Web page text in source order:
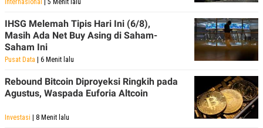
RT
S
I
N
G
G
M
E
A
Internasional | 5 Menit lalu
IHSG Melemah Tipis Hari Ini (6/8),
Masih Ada Net Buy Asing di Saham-
Saham Ini
Pusat Data | 6 Menit lalu
Rebound Bitcoin Diproyeksi Ringkih pada
Agustus, Waspada Euforia Altcoin
Investasi | 8 Menit lalu